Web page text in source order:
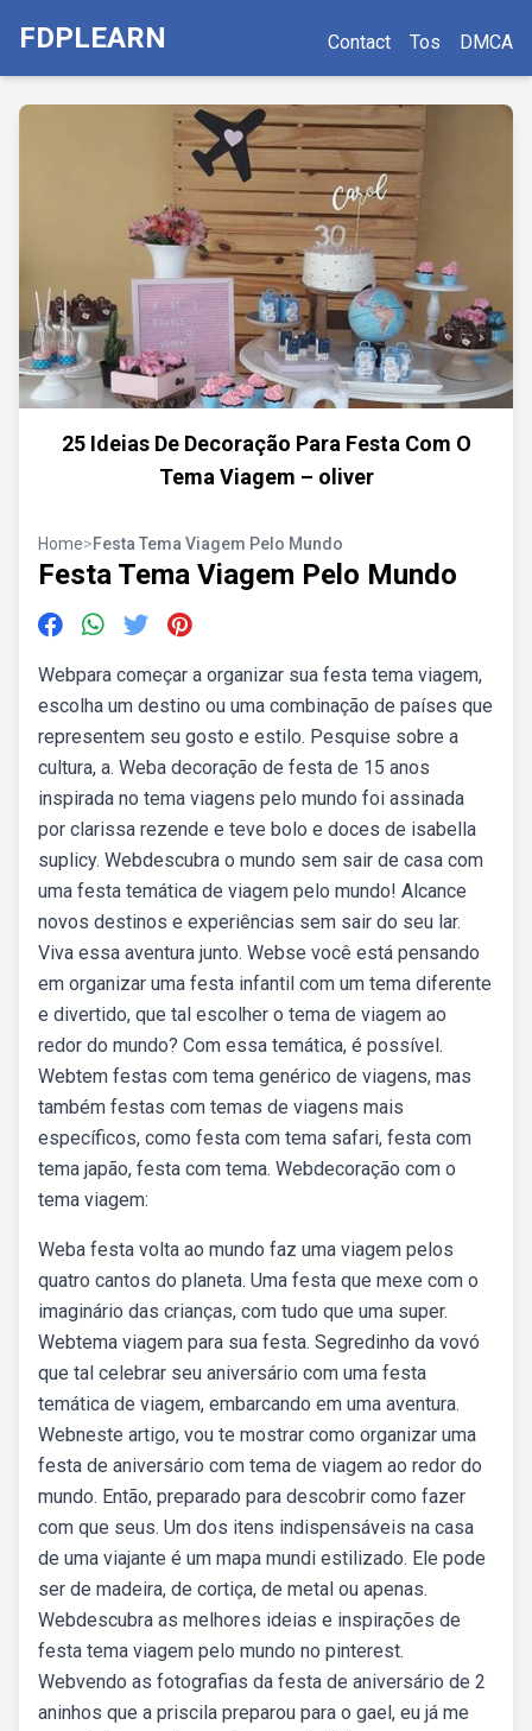
FDPLEARN Contact Tos DMCA
25 Ideias De Decoração Para Festa Com O
Tema Viagem – oliver
Home>Festa Tema Viagem Pelo Mundo
Festa Tema Viagem Pelo Mundo
Webpara começar a organizar sua festa tema viagem,
escolha um destino ou uma combinação de países que
representem seu gosto e estilo. Pesquise sobre a
cultura, a. Weba decoração de festa de 15 anos
inspirada no tema viagens pelo mundo foi assinada
por clarissa rezende e teve bolo e doces de isabella
suplicy. Webdescubra o mundo sem sair de casa com
uma festa temática de viagem pelo mundo! Alcance
novos destinos e experiências sem sair do seu lar.
Viva essa aventura junto. Webse você está pensando
em organizar uma festa infantil com um tema diferente
e divertido, que tal escolher o tema de viagem ao
redor do mundo? Com essa temática, é possível.
Webtem festas com tema genérico de viagens, mas
também festas com temas de viagens mais
específicos, como festa com tema safari, festa com
tema japão, festa com tema. Webdecoração com o
tema viagem:
Weba festa volta ao mundo faz uma viagem pelos
quatro cantos do planeta. Uma festa que mexe com o
imaginário das crianças, com tudo que uma super.
Webtema viagem para sua festa. Segredinho da vovó
que tal celebrar seu aniversário com uma festa
temática de viagem, embarcando em uma aventura.
Webneste artigo, vou te mostrar como organizar uma
festa de aniversário com tema de viagem ao redor do
mundo. Então, preparado para descobrir como fazer
com que seus. Um dos itens indispensáveis na casa
de uma viajante é um mapa mundi estilizado. Ele pode
ser de madeira, de cortiça, de metal ou apenas.
Webdescubra as melhores ideias e inspirações de
festa tema viagem pelo mundo no pinterest.
Webvendo as fotografias da festa de aniversário de 2
aninhos que a priscila preparou para o gael, eu já me